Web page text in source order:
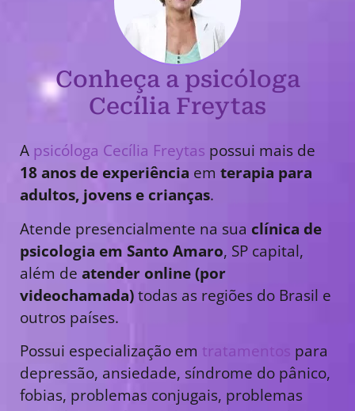
Conheça a psicóloga
Cecília Freytas
A psicóloga Cecília Freytas possui mais de
18 anos de experiência em terapia para
adultos, jovens e crianças.
Atende presencialmente na sua clínica de
psicologia em Santo Amaro, SP capital,
além de atender online (por
videochamada)todas as regiões do Brasil e
outros países.
Possui especialização em tratamentos para
depressão, ansiedade, síndrome do pânico,
fobias, problemas conjugais, problemas